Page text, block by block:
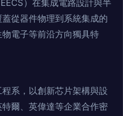
）在集成電路設計與半
從器件物理到系統集成的
電子等前沿方向獨具特
系，以創新芯片架構與設
爾、英偉達等企業合作密